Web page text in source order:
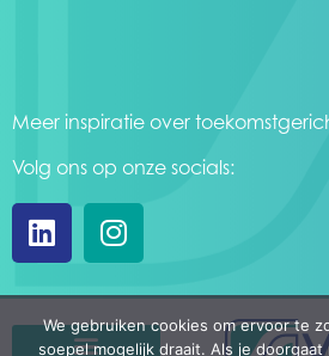
Meer inspiratie over
Volg ons op onze socials:
We gebruiken cookies om ervoor te
soepel mogelijk draait. Als je